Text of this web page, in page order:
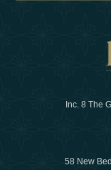
Inc. 8 The
58 New